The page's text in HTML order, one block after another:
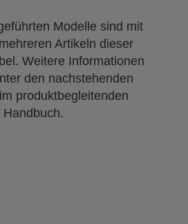
Modelle sind mit
Artikeln dieser
Weitere Informationen
den nachstehenden
produktbegleitenden
Handbuch.